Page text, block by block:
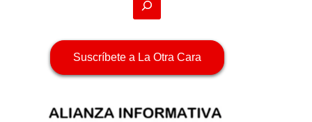
Suscríbete a La Otra Cara